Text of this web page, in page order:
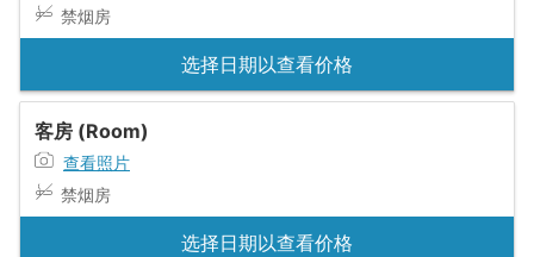
禁烟房
选择日期以查看价格
客房 (Room)
查看照片
禁烟房
选择日期以查看价格